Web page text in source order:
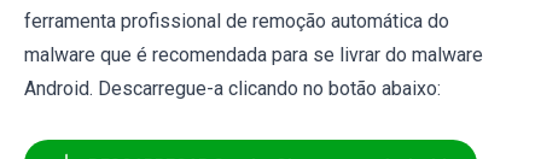
ferramenta profissional de remoção automática do
malware que é recomendada para se livrar do malware
Android. Descarregue-a clicando no botão abaixo: